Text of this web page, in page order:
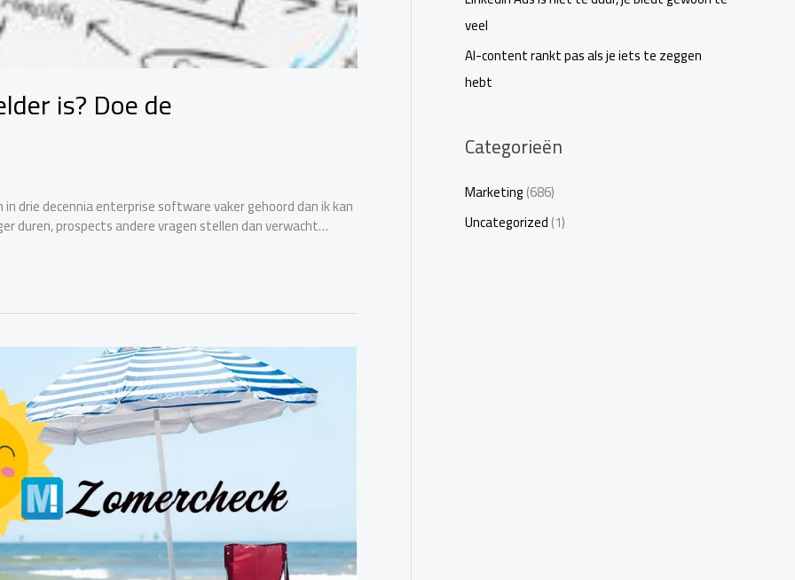
is? Doe de
drie decennia enterprise software vaker gehoord dan ik kan
duren, prospects andere vragen stellen dan verwacht…
veel
AI-content rankt pas als je iets te zeggen
hebt
Categorieën
Marketing(686)
Uncategorized(1)